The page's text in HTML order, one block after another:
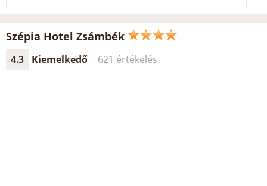
Szépia Hotel Zsámbék
4.3 Kiemelkedő 621 értékelés